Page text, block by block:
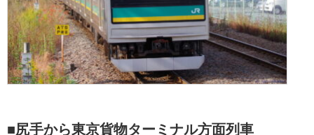
■尻手から東京貨物ターミナル方面列車